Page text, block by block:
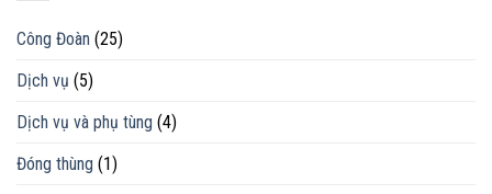
Công Đoàn (25)
Dịch vụ (5)
Dịch vụ và phụ tùng (4)
Đóng thùng (1)